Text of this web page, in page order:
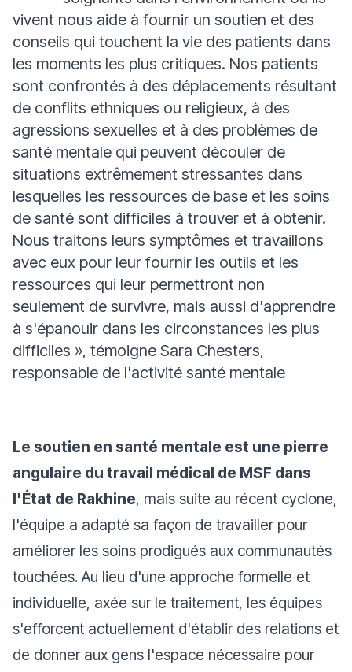
vivent nous aide à fournir un soutien et des
conseils qui touchent la vie des patients dans
les moments les plus critiques. Nos patients
sont confrontés à des déplacements résultant
de conflits ethniques ou religieux, à des
agressions sexuelles et à des problèmes de
santé mentale qui peuvent découler de
situations extrêmement stressantes dans
lesquelles les ressources de base et les soins
de santé sont difficiles à trouver et à obtenir.
Nous traitons leurs symptômes et travaillons
avec eux pour leur fournir les outils et les
ressources qui leur permettront non
seulement de survivre, mais aussi d'apprendre
à s'épanouir dans les circonstances les plus
difficiles », témoigne Sara Chesters,
responsable de l'activité santé mentale
Le soutien en santé mentale est une pierre
angulaire du travail médical de MSF dans
l'État de Rakhine, mais suite au récent cyclone,
l'équipe a adapté sa façon de travailler pour
améliorer les soins prodigués aux communautés
touchées. Au lieu d'une approche formelle et
individuelle, axée sur le traitement, les équipes
s'efforcent actuellement d'établir des relations et
de donner aux gens l'espace nécessaire pour